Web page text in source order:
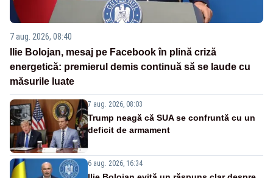
7 aug. 2026, 08:40
Ilie Bolojan, mesaj pe Facebook în plină criză
energetică: premierul demis continuă să se laude cu
măsurile luate
7 aug. 2026, 08:03
Trump neagă că SUA se confruntă cu un
deficit de armament
6 aug. 2026, 16:34